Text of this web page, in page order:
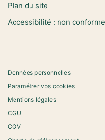
Plan du site
Accessibilité : non conforme
Données personnelles
Paramétrer vos cookies
Mentions légales
CGU
CGV